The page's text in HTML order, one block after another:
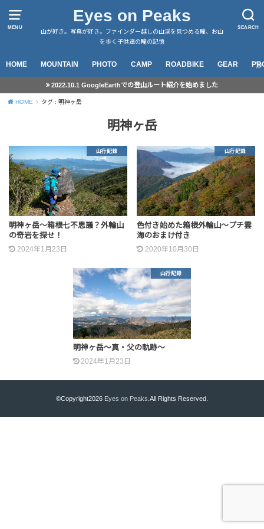
MENU SEARCH
Eyes on Peaks
山が好き。写真が好き。ファインダー越しの山渓を見つめる瞳、お山
を歩く子供達の瞳の記憶
HOME MOUNTAIN PHOTO CAMP ROADBIKE GEAR
2022.10.1 GoogleEarthでの登山ルート紹介を始めました
HOME タグ : 明神ヶ岳
明神ヶ岳
山行記録
明神ヶ岳～箱根七不思議？外輪山
の奇岩を探せ！
2024年1月23日
山行記録
色付き始めた箱根外輪山～プチ雲
海のおまけ付き
2020年10月30日
山行記録
明神ヶ岳～真・父の軌跡～
2024年1月23日
©Copyright2026 Eyes on Peaks .All Rights Reserved.